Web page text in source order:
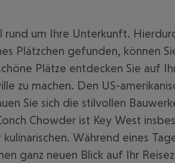
um Ihre Unterkunft.
Plätzchen gefunden, können
Plätze entdecken Sie auf
zu machen. Den US-
Sie sich die stilvollen
Chowder ist Key West
Während eines
ganz neuen Blick auf Ihr